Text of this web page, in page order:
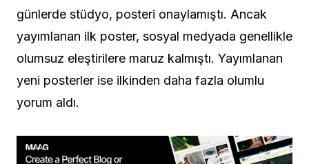
günlerde stüdyo, posteri onaylamıştı. Ancak
yayımlanan ilk poster, sosyal medyada genellikle
olumsuz eleştirilere maruz kalmıştı. Yayımlanan
yeni posterler ise ilkinden daha fazla olumlu
yorum aldı.